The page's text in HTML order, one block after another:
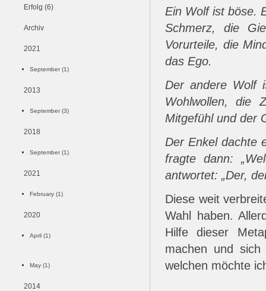
Erfolg (6)
Archiv
2021
September (1)
2013
September (3)
2018
September (1)
2021
February (1)
2020
April (1)
May (1)
2014
Ein Wolf ist böse.
Schmerz, die
Vorurteile, die
das Ego.
Der andere Wolf
Wohlwollen, die
Mitgefühl und der
Der Enkel dachte
fragte dann:
antwortet: „Der,
Diese weit
Wahl haben.
Hilfe dieser
machen und
welchen möchte